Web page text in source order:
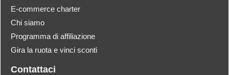
E-commerce charter
Chi siamo
Programma di affiliazione
Gira la ruota e vinci sconti
Contattaci